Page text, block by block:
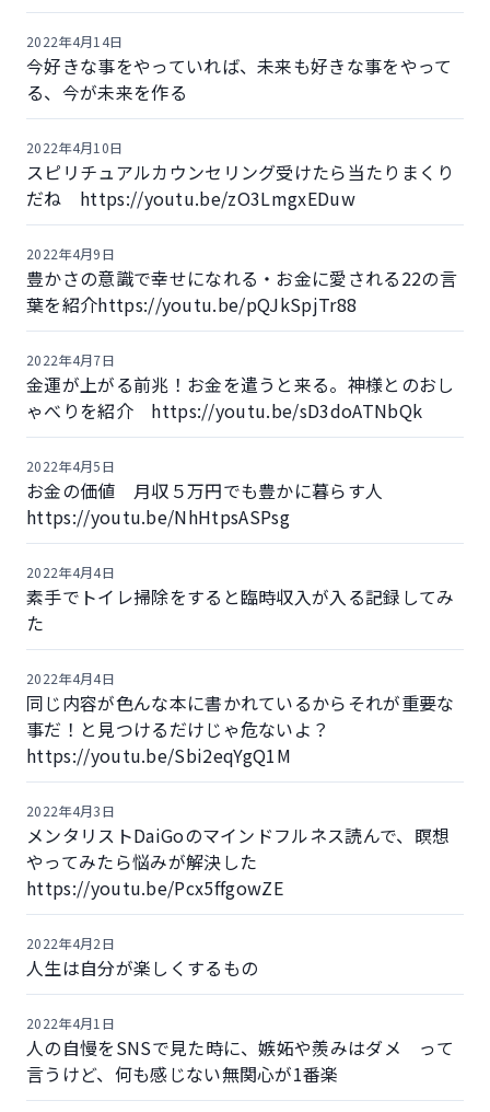
今好きな事をやっていれば、未来も好きな事をやって
る、今が未来を作る
2022年4月14日
スピリチュアルカウンセリング受けたら当たりまくり
だね https://youtu.be/zO3LmgxEDuw
2022年4月10日
豊かさの意識で幸せになれる・お金に愛される22の言
葉を紹介https://youtu.be/pQJkSpjTr88
2022年4月9日
金運が上がる前兆！お金を遣うと来る。神様とのおし
ゃべりを紹介 https://youtu.be/sD3doATNbQk
2022年4月7日
お金の価値 月収５万円でも豊かに暮らす人
https://youtu.be/NhHtpsASPsg
2022年4月5日
素手でトイレ掃除をすると臨時収入が入る記録してみ
た
2022年4月4日
同じ内容が色んな本に書かれているからそれが重要な
事だ！と見つけるだけじゃ危ないよ？
https://youtu.be/Sbi2eqYgQ1M
2022年4月4日
メンタリストDaiGoのマインドフルネス読んで、瞑想
やってみたら悩みが解決した
https://youtu.be/Pcx5ffgowZE
2022年4月3日
人生は自分が楽しくするもの
2022年4月2日
人の自慢をSNSで見た時に、嫉妬や羨みはダメ って
言うけど、何も感じない無関心が1番楽
2022年4月1日